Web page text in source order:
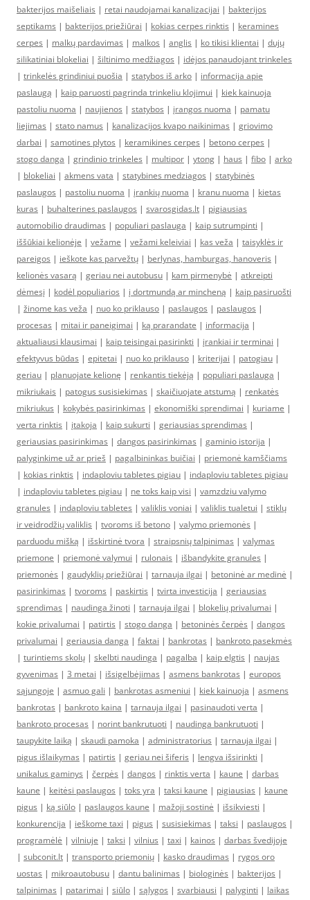
bakterijos maišeliais | retai naudojamai kanalizacijai | bakterijos
septikams | bakterijos priežiūrai | kokias cerpes rinktis | keramines
cerpes | malkų pardavimas | malkos | anglis | ko tikisi klientai | dujų
silikatiniai blokeliai | šiltinimo medžiagos | idėjos panaudojant trinkeles
| trinkelės grindiniui puošia | statybos iš arko | informacija apie
paslaugą | kaip paruosti pagrinda trinkeliu klojimui | kiek kainuoja
pastoliu nuoma | naujienos | statybos | įrangos nuoma | pamatu
liejimas | stato namus | kanalizacijos kvapo naikinimas | griovimo
darbai | samotines plytos | keramikines cerpes | betono cerpes |
stogo danga | grindinio trinkeles | multipor | ytong | haus | fibo | arko
| blokeliai | akmens vata | statybines medziagos | statybinės
paslaugos | pastoliu nuoma | įrankių nuoma | kranu nuoma | kietas
kuras | buhalterines paslaugos | svarosgidas.lt | pigiausias
automobilio draudimas | populiari paslauga | kaip sutrumpinti |
iššūkiai kelionėje | vežame | vežami keleiviai | kas veža | taisyklės ir
pareigos | ieškote kas parvežtų | berlynas, hamburgas, hanoveris |
kelionės vasarą | geriau nei autobusu | kam pirmenybė | atkreipti
dėmesį | kodėl populiarios | į dortmundą ar mincheną | kaip pasiruošti
| žinome kas veža | nuo ko priklauso | paslaugos | paslaugos |
procesas | mitai ir paneigimai | ką prarandate | informacija |
aktualiausi klausimai | kaip teisingai pasirinkti | įrankiai ir terminai |
efektyvus būdas | epitetai | nuo ko priklauso | kriterijai | patogiau |
geriau | planuojate kelionę | renkantis tiekėją | populiari paslauga |
mikriukais | patogus susisiekimas | skaičiuojate atstumą | renkatės
mikriukus | kokybės pasirinkimas | ekonomiški sprendimai | kuriame |
verta rinktis | įtakoja | kaip sukurti | geriausias sprendimas |
geriausias pasirinkimas | dangos pasirinkimas | gaminio istorija |
palyginkime už ar prieš | pagalbininkas buičiai | priemonė kamščiams
| kokias rinktis | indaploviu tabletes pigiau | indaploviu tabletes pigiau
| indaploviu tabletes pigiau | ne toks kaip visi | vamzdziu valymo
granules | indaploviu tabletes | valiklis voniai | valiklis tualetui | stiklų
ir veidrodžių valiklis | tvoroms iš betono | valymo priemonės |
parduodu mišką | išskirtinė tvora | straipsnių talpinimas | valymas
priemone | priemonė valymui | rulonais | išbandykite granules |
priemonės | gaudyklių priežiūrai | tarnauja ilgai | betoninė ar medinė |
pasirinkimas | tvoroms | paskirtis | tvirta investicija | geriausias
sprendimas | naudinga žinoti | tarnauja ilgai | blokelių privalumai |
kokie privalumai | patirtis | stogo danga | betoninės čerpės | dangos
privalumai | geriausia danga | faktai | bankrotas | bankroto pasekmės
| turintiems skolų | skelbti naudinga | pagalba | kaip elgtis | naujas
gyvenimas | 3 metai | išsigelbėjimas | asmens bankrotas | europos
sąjungoje | asmuo gali | bankrotas asmeniui | kiek kainuoja | asmens
bankrotas | bankroto kaina | tarnauja ilgai | pasinaudoti verta |
bankroto procesas | norint bankrutuoti | naudinga bankrutuoti |
taupykite laiką | skaudi pamoka | administratorius | tarnauja ilgai |
pigus išlaikymas | patirtis | geriau nei šiferis | lengva išsirinkti |
unikalus gaminys | čerpės | dangos | rinktis verta | kaune | darbas
kaune | keitėsi paslaugos | toks yra | taksi kaune | pigiausias | kaune
pigus | ką siūlo | paslaugos kaune | mažoji sostinė | išsikviesti |
konkurencija | ieškome taxi | pigus | susisiekimas | taksi | paslaugos |
programėlė | vilniuje | taksi | vilnius | taxi | kainos | darbas švedijoje
| subconit.lt | transporto priemonių | kasko draudimas | rygos oro
uostas | mikroautobusu | dantu balinimas | biologinės | bakterijos |
talpinimas | patarimai | siūlo | sąlygos | svarbiausi | palyginti | laikas